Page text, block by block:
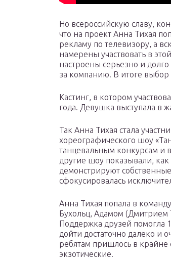
Но всероссийскую славу,
что на проект Анна Тихая
рекламу по телевизору, а
намерены участвовать в
настроены серьезно и
за компанию. В итоге
Кастинг, в котором
года. Девушка выступала в
Так Анна Тихая стала
хореографического шоу
танцевальным конкурсам и
другие шоу показывали,
демонстрируют
сфокусировалась
Анна Тихая попала в
Бухольц, Адамом
Поддержка друзей помогла
дойти достаточно далеко и
ребятам пришлось в крайне
экзотические.